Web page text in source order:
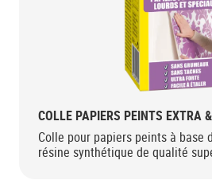
COLLE PAPIERS PEINTS EXTRA
Colle pour papiers peints à base
résine synthétique de qualité